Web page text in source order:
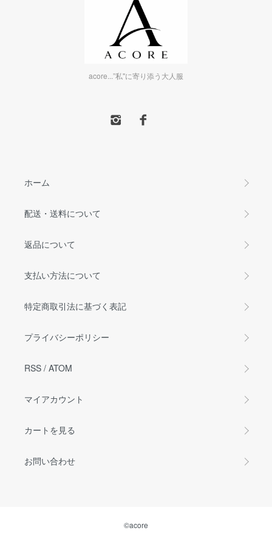
acore...”私"に寄り添う大人服
ホーム
配送・送料について
返品について
支払い方法について
特定商取引法に基づく表記
プライバシーポリシー
RSS / ATOM
マイアカウント
カートを見る
お問い合わせ
©acore